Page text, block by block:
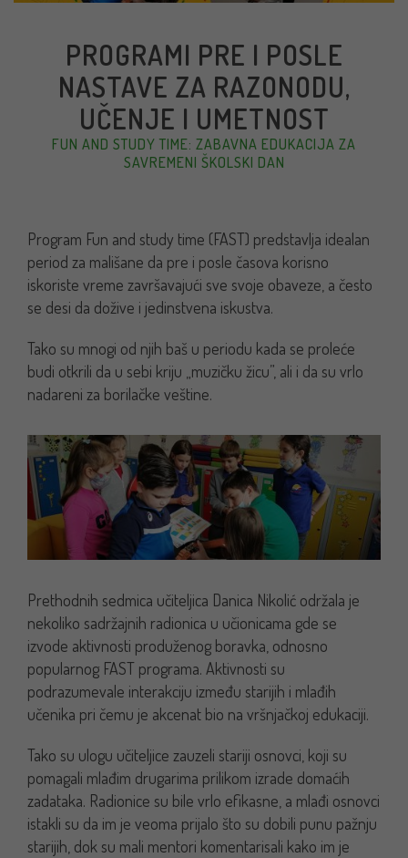
PROGRAMI PRE I POSLE
NASTAVE ZA RAZONODU,
UČENJE I UMETNOST
FUN AND STUDY TIME: ZABAVNA EDUKACIJA ZA
SAVREMENI ŠKOLSKI DAN
Program Fun and study time (FAST) predstavlja idealan
period za mališane da pre i posle časova korisno
iskoriste vreme završavajući sve svoje obaveze, a često
se desi da dožive i jedinstvena iskustva.
Tako su mnogi od njih baš u periodu kada se proleće
budi otkrili da u sebi kriju „muzičku žicu”, ali i da su vrlo
nadareni za borilačke veštine.
Prethodnih sedmica učiteljica Danica Nikolić održala je
nekoliko sadržajnih radionica u učionicama gde se
izvode aktivnosti produženog boravka, odnosno
popularnog FAST programa. Aktivnosti su
podrazumevale interakciju između starijih i mlađih
učenika pri čemu je akcenat bio na vršnjačkoj edukaciji.
Tako su ulogu učiteljice zauzeli stariji osnovci, koji su
pomagali mlađim drugarima prilikom izrade domaćih
zadataka. Radionice su bile vrlo efikasne, a mlađi osnovci
istakli su da im je veoma prijalo što su dobili punu pažnju
starijih, dok su mali mentori komentarisali kako im je